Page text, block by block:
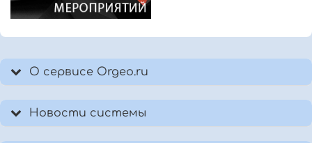
О сервисе Orgeo.ru
Новости системы